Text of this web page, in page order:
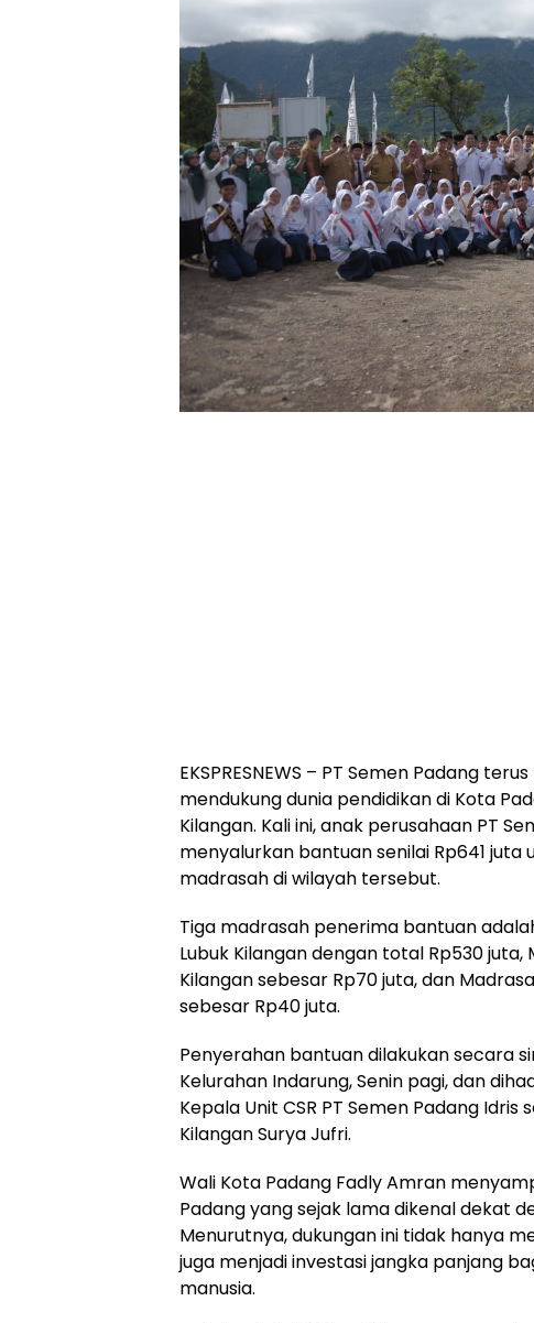
EKSPRESNEWS – PT Semen Padang
mendukung dunia pendidikan di Kota
Kilangan. Kali ini, anak perusahaan PT
menyalurkan bantuan senilai Rp641
madrasah di wilayah tersebut.
Tiga madrasah penerima bantuan
Lubuk Kilangan dengan total Rp530 juta,
Kilangan sebesar Rp70 juta, dan
sebesar Rp40 juta.
Penyerahan bantuan dilakukan secara
Kelurahan Indarung, Senin pagi, dan
Kepala Unit CSR PT Semen Padang
Kilangan Surya Jufri.
Wali Kota Padang Fadly Amran
Padang yang sejak lama dikenal dekat
Menurutnya, dukungan ini tidak hanya
juga menjadi investasi jangka panjang
manusia.